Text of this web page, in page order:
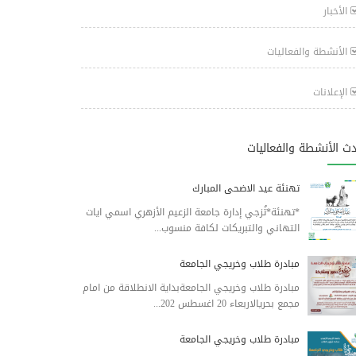
الأخبار
الأنشطة والفعاليات
الإعلانات
الأنشطة والفعاليات
تهنئة عيد الاضحى المبارك
*تهنئة*تُزجي إدارة جامعة الزعيم الأزهري اسمي ايات
التهاني والتبريكات لكافة منسوب...
مبادرة طلاب وخريجي الجامعة
مبادرة طلاب وخريجي الجامعةبداية الانطلاقة من امام
مجمع بحريالاربعاء 20 اغسطس 202...
مبادرة طلاب وخريجي الجامعة